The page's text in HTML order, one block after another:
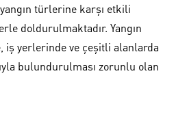
türlerine karşı etkili
doldurulmaktadır. Yangın
iş yerlerinde ve çeşitli alanlarda
bulundurulması zorunlu olan